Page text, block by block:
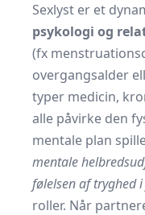
Sexlyst er et
psykologi og
(fx
overgangsalder
typer medicin,
alle påvirke den
mentale plan
mentale
følelsen af tryghed
roller. Når